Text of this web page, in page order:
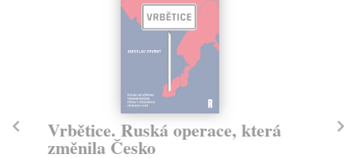
Vrbětice. Ruská operace, která
změnila Česko